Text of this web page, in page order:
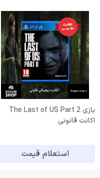
بازی The Last of US Part 2
اکانت قانونی
استعلام قیمت